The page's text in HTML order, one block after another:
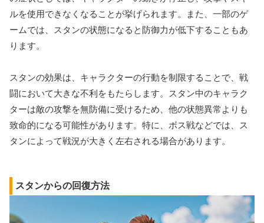
ルを使用できなくなることが挙げられます。また、一部のゲ
ームでは、スタンの状態になると防御力が低下することもあ
ります。
スタンの効果は、キャラクターの行動を制限することで、戦
闘において大きな不利をもたらします。スタン中のキャラク
ターは敵の攻撃を無防備に受けるため、他の状態異常よりも
致命的になる可能性があります。特に、ボス戦などでは、ス
タンによって戦況が大きく左右される場合があります。
スタンからの回復方法